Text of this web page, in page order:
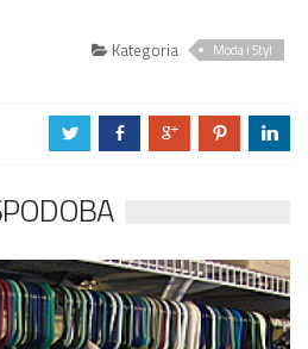
Kategoria Moda i Styl
a b c d j